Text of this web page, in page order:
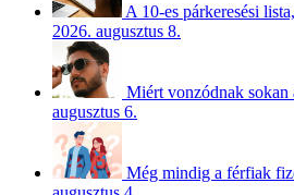
A 10-es párkeresési
2026. augusztus 8.
Miért vonzódnak sokan
augusztus 6.
Még mindig a férfiak